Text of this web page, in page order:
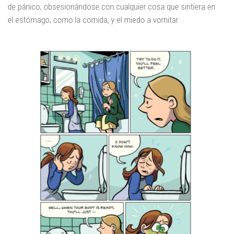
de pánico, obsesionándose con cualquier cosa que sintiera en
el estómago, como la comida, y el miedo a vomitar.